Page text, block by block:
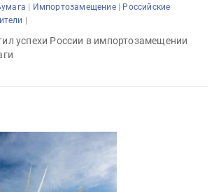
| Импортозамещение| Российские
|
успехи России в импортозамещении